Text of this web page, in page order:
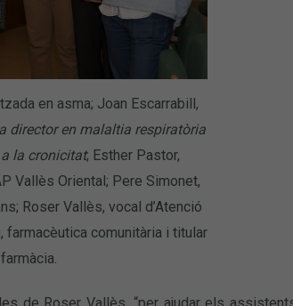
en asma; Joan Escarrabill,
director en malaltia respiratòria
la cronicitat; Esther Pastor,
Vallès Oriental; Pere Simonet,
Roser Vallès, vocal d’Atenció
farmacèutica comunitària i titular